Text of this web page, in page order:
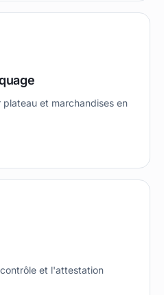
et marchandises en
et l'attestation